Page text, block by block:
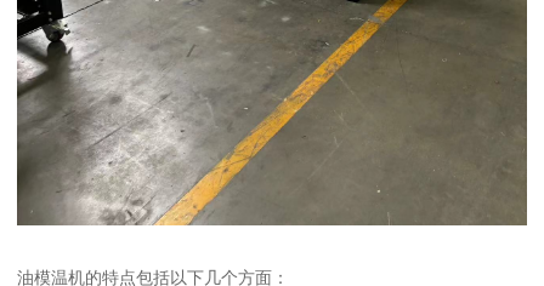
油模温机的特点包括以下几个方面：